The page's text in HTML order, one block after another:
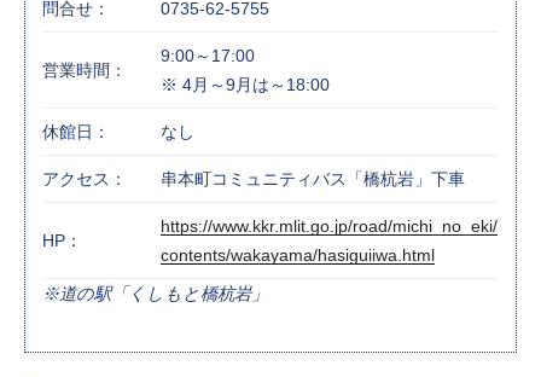
問合せ： 0735-62-5755
営業時間：
9:00～17:00
※ 4月～9月は～18:00
休館日： なし
アクセス： 串本町コミュニティバス「橋杭岩」下車
HP：
https://www.kkr.mlit.go.jp/road/michi_no_eki/
contents/wakayama/hasiguiiwa.html
※道の駅「くしもと橋杭岩」